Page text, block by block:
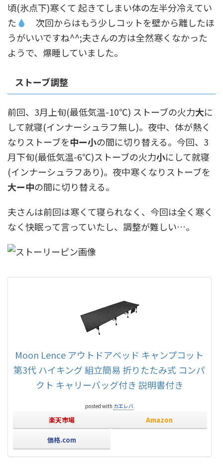
頃(氷点下)寒くて 起きてしまい体の左半分冷えてい
た
次回からはもう少しコットを壁から離したほ
うがいいですね^^;夫さんの方は全然寒くなかった
ようで、爆睡していました。
ストーブ調整
前回、3月上旬(最低気温-10℃) ストーブの火力大に
して就寝(インナーシュラフ無し)。夜中、体が熱く
なりストーブを中ー小の間に切り替える。今回、3
月下旬(最低気温-6℃)ストーブの火力小にして就寝
(インナーシュラフあり)。夜中寒くなりストーブを
大ー中の間に切り替える。
夫さんは前回は寒くて寝られなく、今回は全く寒く
なく快眠って言っていたし、調整が難しい…。
Moon Lence アウトドアベッド キャンプコット
第3代 ハイキング 組立簡易 折りたたみ式 コンパ
クト キャリーバッグ付き 説明書付き
posted with カエレバ
楽天市場 Amazon
価格.com